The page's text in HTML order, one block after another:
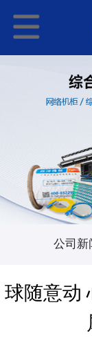
公司新
球随意动